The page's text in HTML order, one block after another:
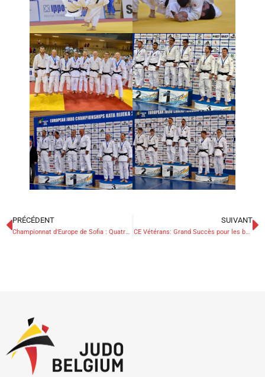
PRÉCÉDENT
Championnat d'Europe de Sofia : Quatre médailles pour les Belges
SUIVANT
CE Vétérans: Grand Succès pour les belges